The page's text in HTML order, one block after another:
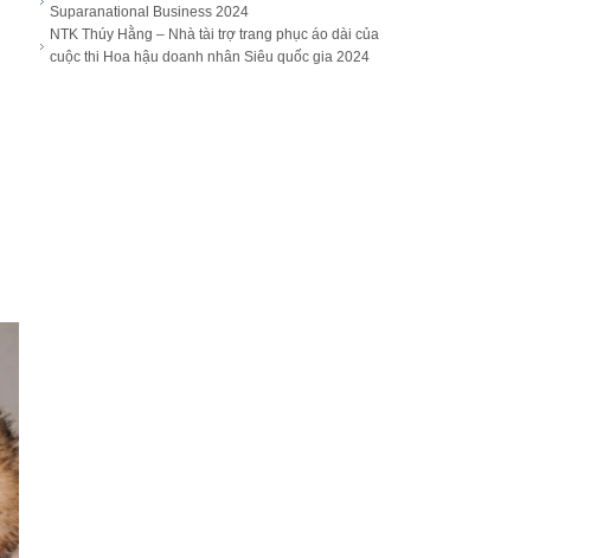
Suparanational Business 2024
NTK Thúy Hằng – Nhà tài trợ trang phục áo dài của
cuộc thi Hoa hậu doanh nhân Siêu quốc gia 2024